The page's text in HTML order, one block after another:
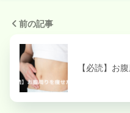
前の記事
【必読】お